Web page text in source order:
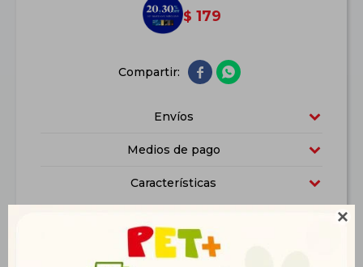

$ 179
 
Envíos
Medios de pago
Características